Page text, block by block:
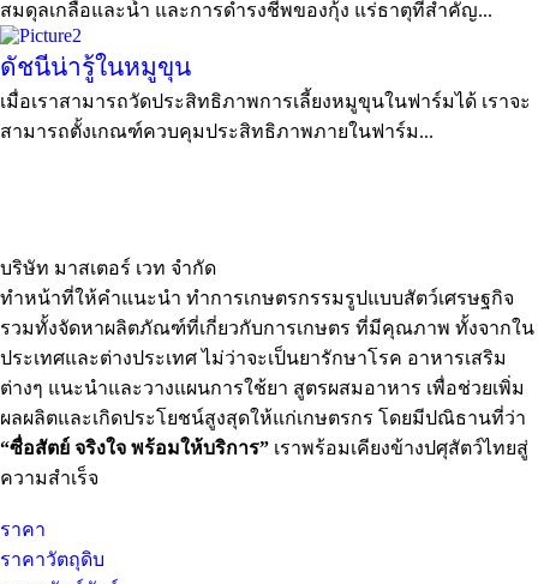
สมดุลเกลือและน้ำ และการดำรงชีพของกุ้ง แร่ธาตุที่สำคัญ...
ดัชนีน่ารู้ในหมูขุน
เมื่อเราสามารถวัดประสิทธิภาพการเลี้ยงหมูขุนในฟาร์มได้ เราจะ
สามารถตั้งเกณฑ์ควบคุมประสิทธิภาพภายในฟาร์ม...
บริษัท มาสเตอร์ เวท จำกัด
ทำหน้าที่ให้คำแนะนำ ทำการเกษตรกรรมรูปแบบสัตว์เศรษฐกิจ
รวมทั้งจัดหาผลิตภัณฑ์ที่เกี่ยวกับการเกษตร ที่มีคุณภาพ ทั้งจากใน
ประเทศและต่างประเทศ ไม่ว่าจะเป็นยารักษาโรค อาหารเสริม
ต่างๆ แนะนำและวางแผนการใช้ยา สูตรผสมอาหาร เพื่อช่วยเพิ่ม
ผลผลิตและเกิดประโยชน์สูงสุดให้แก่เกษตรกร โดยมีปณิธานที่ว่า
“ซื่อสัตย์ จริงใจ พร้อมให้บริการ” เราพร้อมเคียงข้างปศุสัตว์ไทยสู่
ความสำเร็จ
ราคา
ราคาวัตถุดิบ